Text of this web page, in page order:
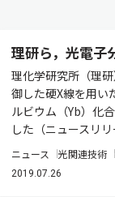
理研ら，光電子
理化学研究所（理
御した硬X線を用い
ルビウム（Yb）化
した（ニュースリ
ニュース 光関連技術
2019.07.26